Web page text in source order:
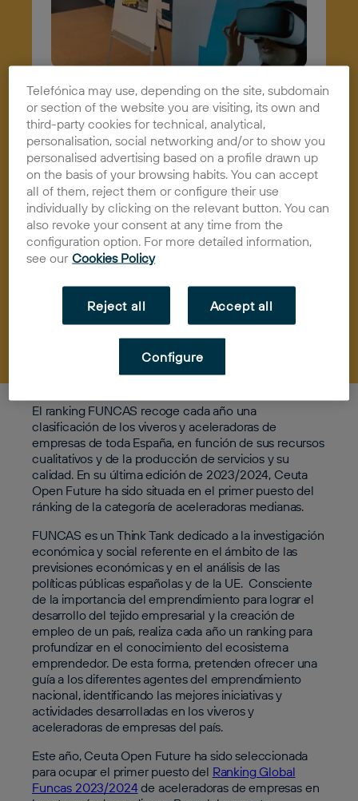
Ceuta Open
Future, una de las
mejores
posicionadas en
esta edición del
Ranking Funcas
El ranking FUNCAS recoge cada año una
clasificación de los viveros y aceleradoras de
empresas de toda España, en función de sus recursos
cualitativos y de la producción de servicios y su
calidad. En su última edición de 2023/2024, Ceuta
Open Future ha sido situada en el primer puesto del
ránking de la categoría de aceleradoras medianas.
FUNCAS es un Think Tank dedicado a la investigación
económica y social referente en el ámbito de las
previsiones económicas y en el análisis de las
políticas públicas españolas y de la UE. Consciente
de la importancia del emprendimiento para lograr el
desarrollo del tejido empresarial y la creación de
empleo de un país, realiza cada año un ranking para
profundizar en el conocimiento del ecosistema
emprendedor. De esta forma, pretenden ofrecer una
guía a los diferentes agentes del emprendimiento
nacional, identificando las mejores iniciativas y
actividades desarrolladas en los viveros y
aceleradoras de empresas del país.
Este año, Ceuta Open Future ha sido seleccionada
para ocupar el primer puesto del Ranking Global
Funcas 2023/2024de aceleradoras de empresas en
Telefónica may use, depending on the site, subdomain
or section of the website you are visiting, its own and
third-party cookies for technical, analytical,
personalisation, social networking and/or to show you
personalised advertising based on a profile drawn up
on the basis of your browsing habits. You can accept
all of them, reject them or configure their use
individually by clicking on the relevant button. You can
also revoke your consent at any time from the
configuration option. For more detailed information,
see our Cookies Policy
Reject all Accept all
Configure